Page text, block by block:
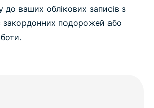
до ваших облікових записів з
закордонних подорожей або